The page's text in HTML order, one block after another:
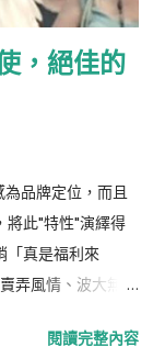
，絕佳的
品牌定位，而且
將此"特性"演繹得
「真是福利來
弄風情、波大無
下去。閱讀完整內容